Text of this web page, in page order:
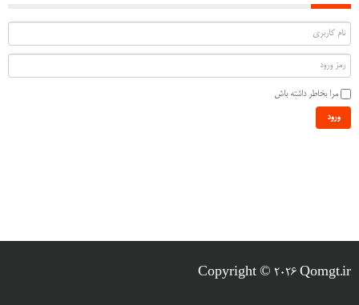
مرا بخاطر داشته باش
ورود
Copyright © 2026 Qomgt.ir